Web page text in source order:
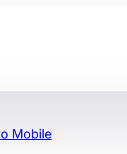
Mobile